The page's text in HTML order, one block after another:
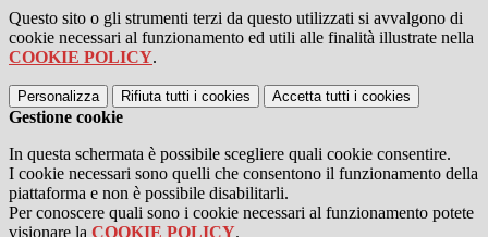
Questo sito o gli strumenti terzi da questo utilizzati si avvalgono di
cookie necessari al funzionamento ed utili alle finalità illustrate nella
COOKIE POLICY.
Personalizza Rifiuta tutti i cookies Accetta tutti i cookies
Gestione cookie
In questa schermata è possibile scegliere quali cookie consentire.
I cookie necessari sono quelli che consentono il funzionamento della
piattaforma e non è possibile disabilitarli.
Per conoscere quali sono i cookie necessari al funzionamento potete
visionare la COOKIE POLICY.